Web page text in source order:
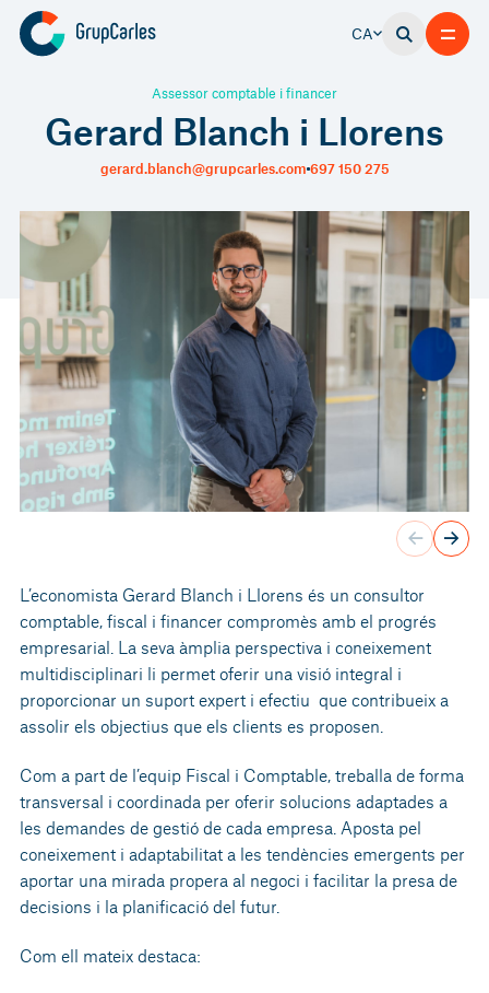
CA
Gerard Blanch i Llorens
Assessor comptable i financer
gerard.blanch@grupcarles.com 697 150 275
L’economista Gerard Blanch i Llorens és un consultor
comptable, fiscal i financer compromès amb el progrés
empresarial. La seva àmplia perspectiva i coneixement
multidisciplinari li permet oferir una visió integral i
proporcionar un suport expert i efectiu que contribueix a
assolir els objectius que els clients es proposen.
Com a part de l’equip Fiscal i Comptable, treballa de forma
transversal i coordinada per oferir solucions adaptades a
les demandes de gestió de cada empresa. Aposta pel
coneixement i adaptabilitat a les tendències emergents per
aportar una mirada propera al negoci i facilitar la presa de
decisions i la planificació del futur.
Com ell mateix destaca: